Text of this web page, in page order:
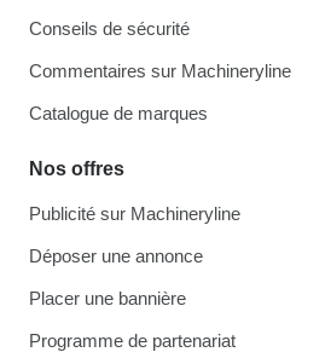
Conseils de sécurité
Commentaires sur Machineryline
Catalogue de marques
Nos offres
Publicité sur Machineryline
Déposer une annonce
Placer une bannière
Programme de partenariat